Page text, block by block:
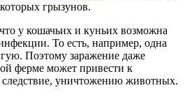
грызунов.
у кошачьих и куньих возможна
То есть, например, одна
Поэтому заражение даже
ферме может привести к
уничтожению животных.